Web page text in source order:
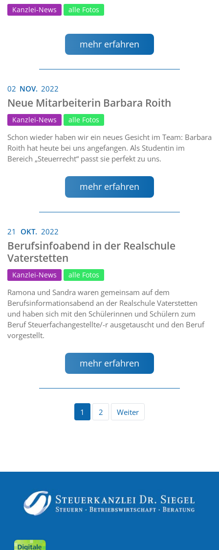
Kanzlei-News alle Fotos
mehr erfahren
02 NOV. 2022
Neue Mitarbeiterin Barbara Roith
Kanzlei-News alle Fotos
Schon wieder haben wir ein neues Gesicht im Team: Barbara
Roith hat heute bei uns angefangen. Als Studentin im
Bereich „Steuerrecht“ passt sie perfekt zu uns.
mehr erfahren
21 OKT. 2022
Berufsinfoabend in der Realschule
Vaterstetten
Kanzlei-News alle Fotos
Ramona und Sandra waren gemeinsam auf dem
Berufsinformationsabend an der Realschule Vaterstetten
und haben sich mit den Schülerinnen und Schülern zum
Beruf Steuerfachangestellte/-r ausgetauscht und den Beruf
vorgestellt.
mehr erfahren
1 2 Weiter